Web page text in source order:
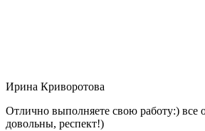
Ирина Криворотова
Отлично выполняете свою работу:) все
довольны, респект!)